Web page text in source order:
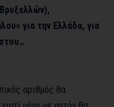
για την Ελλάδα, για
αριθμός θα